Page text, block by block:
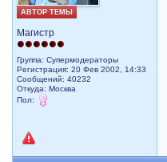
АВТОР ТЕМЫ
Магистр
Группа: Супермодераторы
Регистрация: 20 Фев 2002, 14:33
Сообщений: 40232
Откуда: Москва
Пол: